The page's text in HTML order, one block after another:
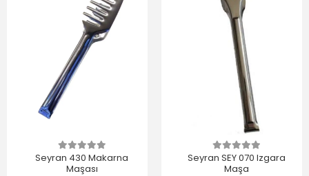
Seyran 430 Makarna
Maşası
Seyran SEY 070 Izgara
Maşa